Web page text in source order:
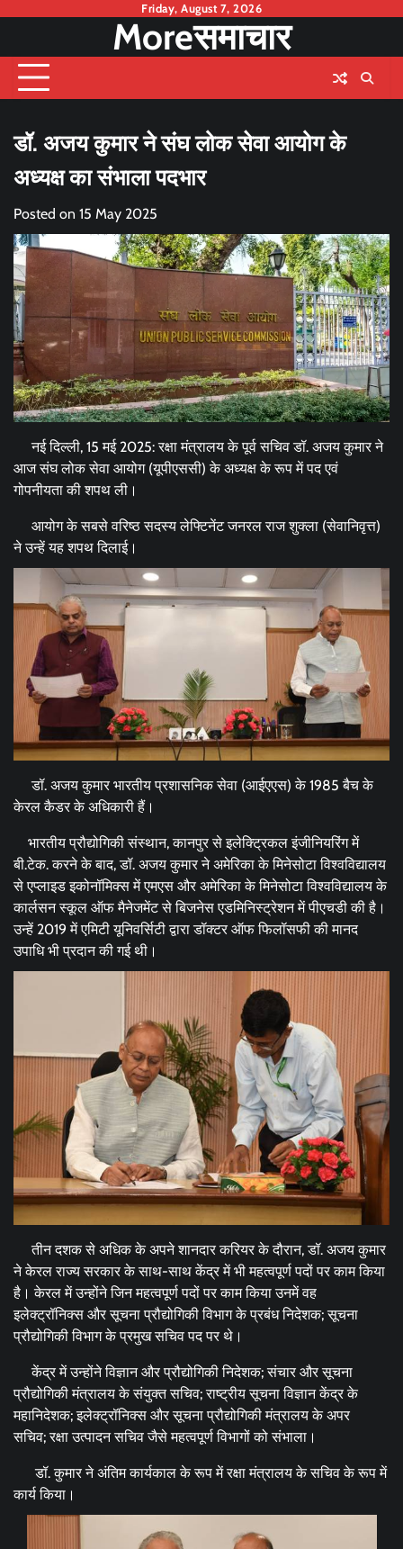
content
Friday, August 7, 2026
Moreसमाचार
डॉ. अजय कुमार ने संघ लोक सेवा आयोग के
अध्यक्ष का संभाला पदभार
Posted on 15 May 2025
नई दिल्ली, 15 मई 2025: रक्षा मंत्रालय के पूर्व सचिव डॉ. अजय कुमार ने
आज संघ लोक सेवा आयोग (यूपीएससी) के अध्यक्ष के रूप में पद एवं
गोपनीयता की शपथ ली।
आयोग के सबसे वरिष्ठ सदस्य लेफ्टिनेंट जनरल राज शुक्ला (सेवानिवृत्त)
ने उन्हें यह शपथ दिलाई।
डॉ. अजय कुमार भारतीय प्रशासनिक सेवा (आईएएस) के 1985 बैच के
केरल कैडर के अधिकारी हैं।
भारतीय प्रौद्योगिकी संस्थान, कानपुर से इलेक्ट्रिकल इंजीनियरिंग में
बी.टेक. करने के बाद, डॉ. अजय कुमार ने अमेरिका के मिनेसोटा विश्वविद्यालय
से एप्लाइड इकोनॉमिक्स में एमएस और अमेरिका के मिनेसोटा विश्वविद्यालय के
कार्लसन स्कूल ऑफ मैनेजमेंट से बिजनेस एडमिनिस्ट्रेशन में पीएचडी की है।
उन्हें 2019 में एमिटी यूनिवर्सिटी द्वारा डॉक्टर ऑफ फिलॉसफी की मानद
उपाधि भी प्रदान की गई थी।
तीन दशक से अधिक के अपने शानदार करियर के दौरान, डॉ. अजय कुमार
ने केरल राज्य सरकार के साथ-साथ केंद्र में भी महत्वपूर्ण पदों पर काम किया
है। केरल में उन्होंने जिन महत्वपूर्ण पदों पर काम किया उनमें वह
इलेक्ट्रॉनिक्स और सूचना प्रौद्योगिकी विभाग के प्रबंध निदेशक; सूचना
प्रौद्योगिकी विभाग के प्रमुख सचिव पद पर थे।
केंद्र में उन्होंने विज्ञान और प्रौद्योगिकी निदेशक; संचार और सूचना
प्रौद्योगिकी मंत्रालय के संयुक्त सचिव; राष्ट्रीय सूचना विज्ञान केंद्र के
महानिदेशक; इलेक्ट्रॉनिक्स और सूचना प्रौद्योगिकी मंत्रालय के अपर
सचिव; रक्षा उत्पादन सचिव जैसे महत्वपूर्ण विभागों को संभाला।
डॉ. कुमार ने अंतिम कार्यकाल के रूप में रक्षा मंत्रालय के सचिव के रूप में
कार्य किया।